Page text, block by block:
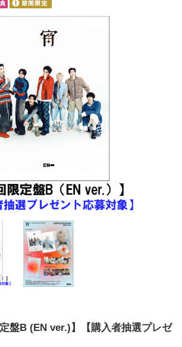
盤B (EN ver.)】【購入者抽選プレゼ